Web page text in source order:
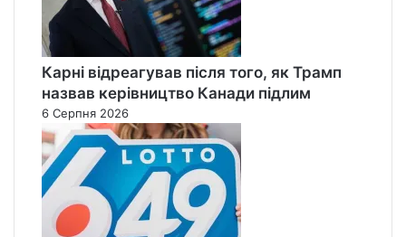
Карні відреагував після того, як Трамп
назвав керівництво Канади підлим
6 Серпня 2026